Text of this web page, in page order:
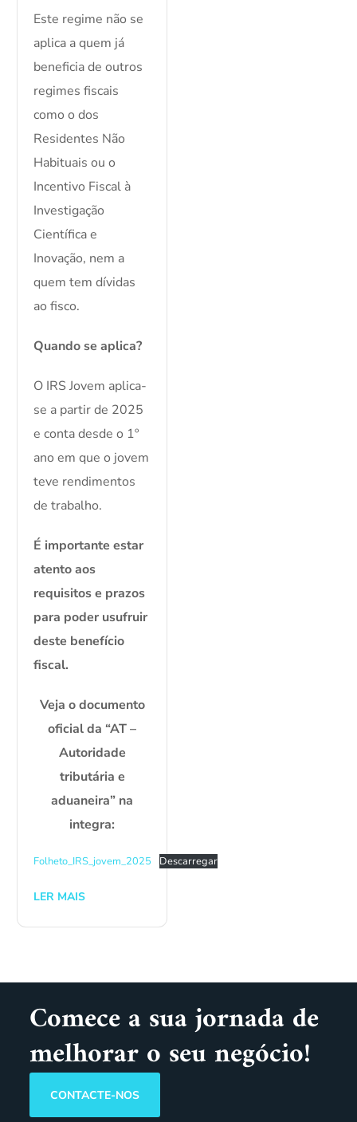
Este regime não se
aplica a quem já
beneficia de outros
regimes fiscais
como o dos
Residentes Não
Habituais ou o
Incentivo Fiscal à
Investigação
Científica e
Inovação, nem a
quem tem dívidas
ao fisco.
Quando se aplica?
O IRS Jovem aplica-
se a partir de 2025
e conta desde o 1º
ano em que o jovem
teve rendimentos
de trabalho.
É importante estar
atento aos
requisitos e prazos
para poder usufruir
deste benefício
fiscal.
Veja o documento
oficial da “AT –
Autoridade
tributária e
aduaneira” na
integra:
Folheto_IRS_jovem_2025 Descarregar
LER MAIS
Comece a sua jornada de
melhorar o seu negócio!
CONTACTE-NOS